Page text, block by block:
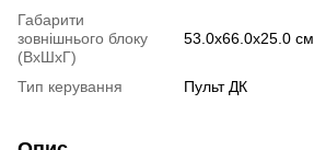
Габарити
зовнішнього блоку
(ВхШхГ)
53.0x66.0x25.0 см
Тип керування Пульт ДК